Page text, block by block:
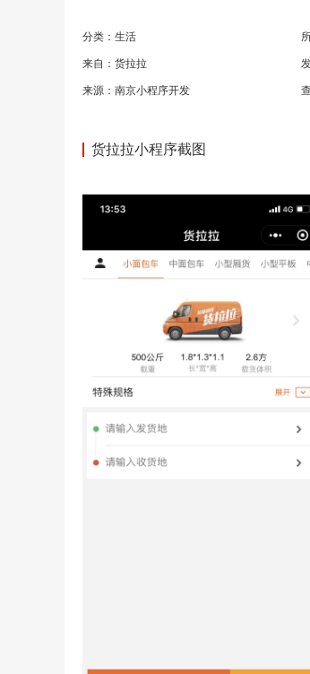
分类： 生活
来自：货拉拉
来源： 南京小程序开发
货拉拉小程序截图